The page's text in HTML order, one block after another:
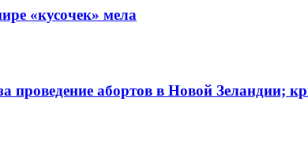
«кусочек» мела
проведение абортов в Новой Зеландии;